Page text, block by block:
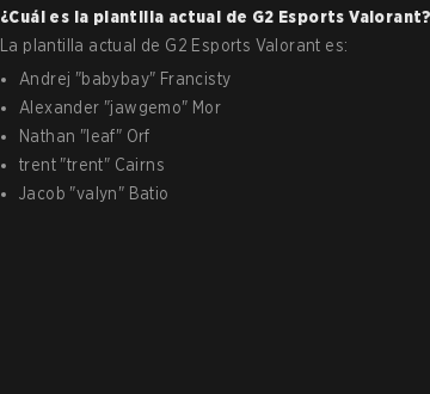
¿Cuál es la plantilla actual de G2 Esports Valorant
La plantilla actual de G2 Esports Valorant es:
Andrej "babybay" Francisty
Alexander "jawgemo" Mor
Nathan " leaf" Orf
trent "trent" Cairns
Jacob "valyn" Batio